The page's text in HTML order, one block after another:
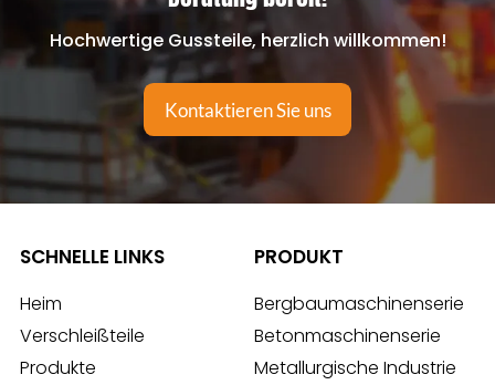
Hochwertige Gussteile, herzlich willkommen!
Kontaktieren Sie uns
SCHNELLE LINKS
Heim
Verschleißteile
Produkte
PRODUKT
Bergbaumaschinenserie
Betonmaschinenserie
Metallurgische Industrie